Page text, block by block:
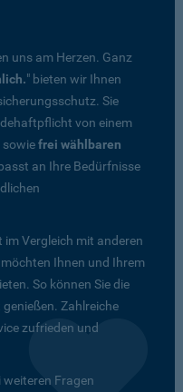
uns am Herzen. Ganz
" bieten wir Ihnen
Sie
von einem
sowiefrei wählbaren
an Ihre Bedürfnisse
Vergleich mit anderen
Ihnen und Ihrem
So können Sie die
Zahlreiche
zufrieden und
Fragen